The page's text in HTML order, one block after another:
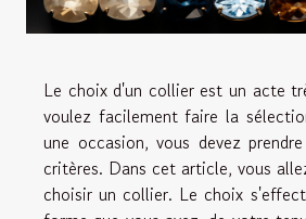
Le choix d'un collier est un acte
voulez facilement faire la
une occasion, vous devez
critères. Dans cet article, vous
choisir un collier. Le choix